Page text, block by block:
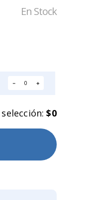
En Stock
＋
－
$0